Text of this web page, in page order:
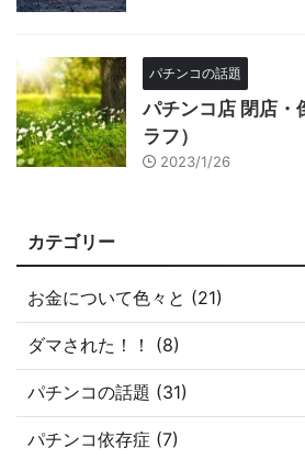
パチンコの話題
パチンコ店 閉店・
ラフ）
2023/1/26
カテゴリー
お金について色々と (21)
ダマされた！！ (8)
パチンコの話題 (31)
パチンコ依存症 (7)